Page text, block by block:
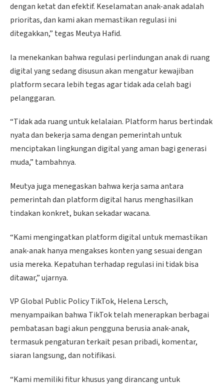
dengan ketat dan efektif. Keselamatan anak-anak adalah
prioritas, dan kami akan memastikan regulasi ini
ditegakkan,” tegas Meutya Hafid.
Ia menekankan bahwa regulasi perlindungan anak di ruang
digital yang sedang disusun akan mengatur kewajiban
platform secara lebih tegas agar tidak ada celah bagi
pelanggaran.
“Tidak ada ruang untuk kelalaian. Platform harus bertindak
nyata dan bekerja sama dengan pemerintah untuk
menciptakan lingkungan digital yang aman bagi generasi
muda,” tambahnya.
Meutya juga menegaskan bahwa kerja sama antara
pemerintah dan platform digital harus menghasilkan
tindakan konkret, bukan sekadar wacana.
“Kami mengingatkan platform digital untuk memastikan
anak-anak hanya mengakses konten yang sesuai dengan
usia mereka. Kepatuhan terhadap regulasi ini tidak bisa
ditawar,” ujarnya.
VP Global Public Policy TikTok, Helena Lersch,
menyampaikan bahwa TikTok telah menerapkan berbagai
pembatasan bagi akun pengguna berusia anak-anak,
termasuk pengaturan terkait pesan pribadi, komentar,
siaran langsung, dan notifikasi.
“Kami memiliki fitur khusus yang dirancang untuk